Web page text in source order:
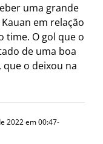
uma grande
em relação
time. O gol que o
de uma boa
o deixou na
2022 em 00:47-